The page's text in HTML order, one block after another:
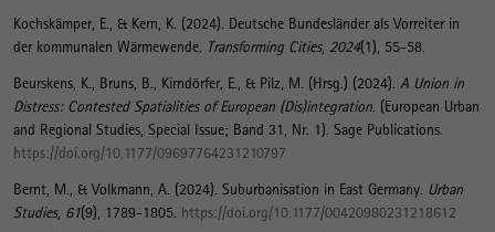
Kochskämper, E. , & Kern, K. (2024). Deutsche Bundesländer als Vorreiter in
der kommunalen Wärmewende Transforming Cities, 2024(1), 55-58.
Beurskens, K., Bruns, B., Kirndörfer, E. , & Pilz, M. (Hrsg.) (2024). A Union in
Distress: Contested Spatialities of European (Dis)integration . (European Urban
and Regional Studies, Special Issue; Band 31, Nr. 1). Sage Publications.
https://doi.org/10.1177/09697764231210797
Bernt, M. , & Volkmann, A. (2024). Suburbanisation in East Germany Urban
Studies, 61(9), 1789-1805. https://doi.org/10.1177/00420980231218612